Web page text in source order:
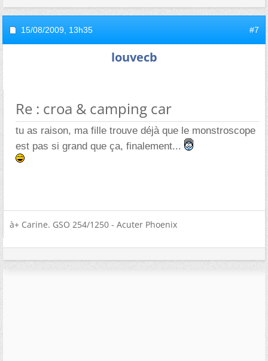
15/08/2009, 13h35 #7
louvecb
Re : croa & camping car
tu as raison, ma fille trouve déjà que le monstroscope
est pas si grand que ça, finalement...
à+ Carine. GSO 254/1250 - Acuter Phoenix